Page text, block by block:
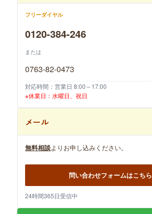
フリーダイヤル
0120-384-246
または
0763-82-0473
対応時間：営業日 8:00～17:00
※休業日：水曜日、祝日
メール
無料相談よりお申し込みください。
問い合わせフォームはこちら
24時間365日受信中